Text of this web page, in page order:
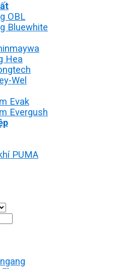
OBL
Bluewhite
Hea
Wel
Evak
Evergush
PUMA